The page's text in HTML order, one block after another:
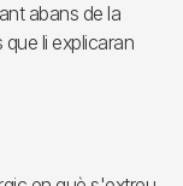
abans de la
que li explicaran